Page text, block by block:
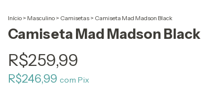
Início > Masculino > Camisetas > Camiseta Mad Madson Black
Camiseta Mad Madson Black
R$259,99
R$246,99 com Pix